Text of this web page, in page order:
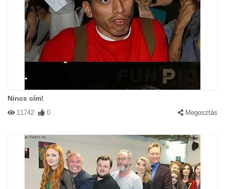
Nincs cím!
11742 0 Megosztás